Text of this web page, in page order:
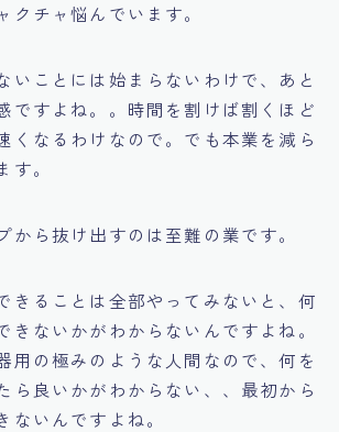
クチャ悩んでいます。
いことには始まらないわけで、あと
ですよね。。時間を割けば割くほど
くなるわけなので。でも本業を減ら
。
から抜け出すのは至難の業です。
きることは全部やってみないと、何
きないかがわからないんですよね。
用の極みのような人間なので、何を
ら良いかがわからない、、最初から
ないんですよね。